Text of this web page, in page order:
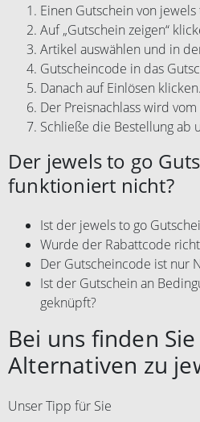
Einen Gutschein von
Auf „Gutschein zeigen“
Artikel auswählen und in
Gutscheincode in das
Danach auf Einlösen klicken.
Der Preisnachlass wird
Schließe die Bestellung ab
Der jewels to go
funktioniert nicht?
Ist der jewels to go
Wurde der Rabattcode
Der Gutscheincode ist nur
Ist der Gutschein an
geknüpft?
Bei uns finden
Alternativen zu
Unser Tipp für Sie